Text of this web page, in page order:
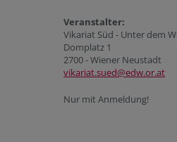
Veranstalter:
Vikariat Süd - Unter dem
Domplatz 1
2700 - Wiener Neustadt
vikariat.sued@edw.or.at
Nur mit Anmeldung!